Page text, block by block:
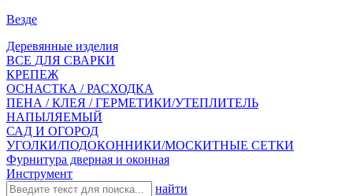
Везде
Деревянные изделия
ВСЕ ДЛЯ СВАРКИ
КРЕПЕЖ
ОСНАСТКА / РАСХОДКА
ПЕНА / КЛЕЯ / ГЕРМЕТИКИ/УТЕПЛИТЕЛЬ
НАПЫЛЯЕМЫЙ
САД И ОГОРОД
УГОЛКИ/ПОДОКОННИКИ/МОСКИТНЫЕ СЕТКИ
Фурнитура дверная и оконная
Инструмент
найти